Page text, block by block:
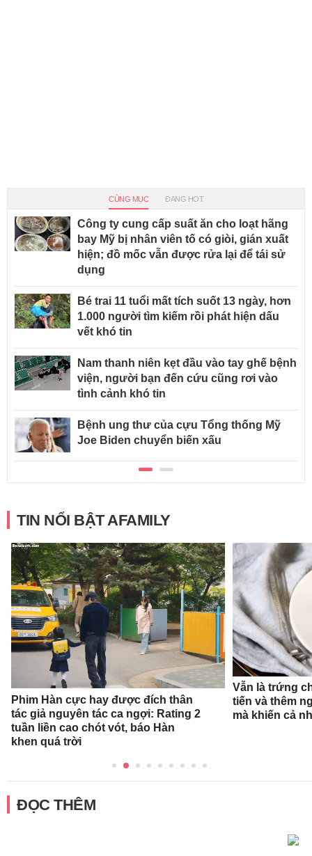
CÙNG MỤC ĐANG HOT
Công ty cung cấp suất ăn cho loạt hãng
bay Mỹ bị nhân viên tố có giòi, gián xuất
hiện; đồ mốc vẫn được rửa lại để tái sử
dụng
Bé trai 11 tuổi mất tích suốt 13 ngày, hơn
1.000 người tìm kiếm rồi phát hiện dấu
vết khó tin
Nam thanh niên kẹt đầu vào tay ghế bệnh
viện, người bạn đến cứu cũng rơi vào
tình cảnh khó tin
Bệnh ung thư của cựu Tổng thống Mỹ
Joe Biden chuyển biến xấu
TIN NỔI BẬT AFAMILY
Phim Hàn cực hay được đích thân
tác giả nguyên tác ca ngợi: Rating 2
tuần liền cao chót vót, báo Hàn
khen quá trời
Vẫn là trứng
tiến và thêm
mà khiến cả
ĐỌC THÊM